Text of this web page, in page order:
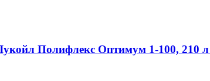
Полифлекс Оптимум 1-100, 210 л